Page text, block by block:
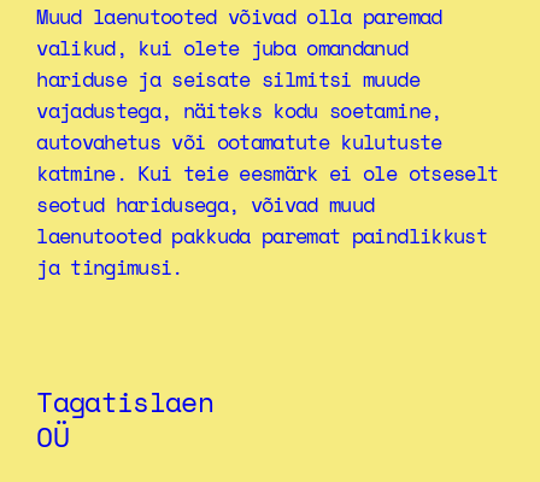
Muud laenutooted võivad olla paremad
valikud, kui olete juba omandanud
hariduse ja seisate silmitsi muude
vajadustega, näiteks kodu soetamine,
autovahetus või ootamatute kulutuste
katmine. Kui teie eesmärk ei ole otseselt
seotud haridusega, võivad muud
laenutooted pakkuda paremat paindlikkust
ja tingimusi.
Tagatislaen
OÜ